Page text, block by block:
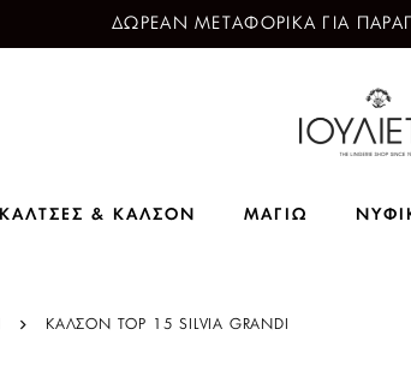
ΔΩΡΕΑΝ ΜΕΤΑΦΟΡΙΚΑ ΓΙΑ
ΚΑΛΤΣΕΣ & ΚΑΛΣΟΝ ΜΑΓΙΩ
ΚΑΛΣΟΝ TOP 15 SILVIA GRANDI